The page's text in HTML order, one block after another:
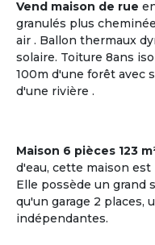
Vend maison de rue
granulés plus
air . Ballon thermaux
solaire. Toiture 8ans
100m d'une forêt avec
d'une rivière .
Maison 6 pièces 123
d'eau, cette maison
Elle possède un grand
qu'un garage 2 places,
indépendantes.
20 4 co-
Plazac
Budget par
Plazac,
Aquitaine